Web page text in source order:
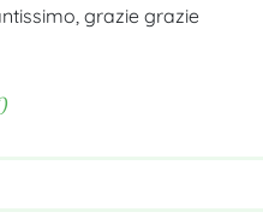
grazie grazie